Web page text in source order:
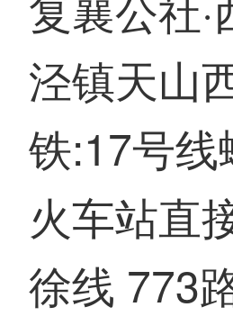
泾镇天山
铁:17号
火车站直
徐线 773